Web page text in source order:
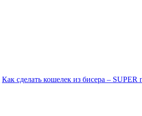
Как сделать кошелек из бисера – SUPER